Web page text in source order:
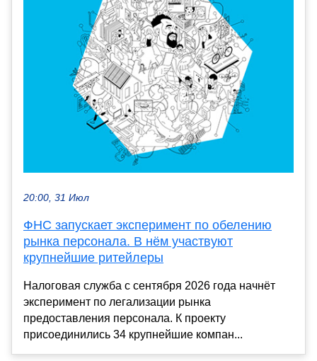
20:00, 31 Июл
ФНС запускает эксперимент по обелению
рынка персонала. В нём участвуют
крупнейшие ритейлеры
Налоговая служба с сентября 2026 года начнёт
эксперимент по легализации рынка
предоставления персонала. К проекту
присоединились 34 крупнейшие компан...